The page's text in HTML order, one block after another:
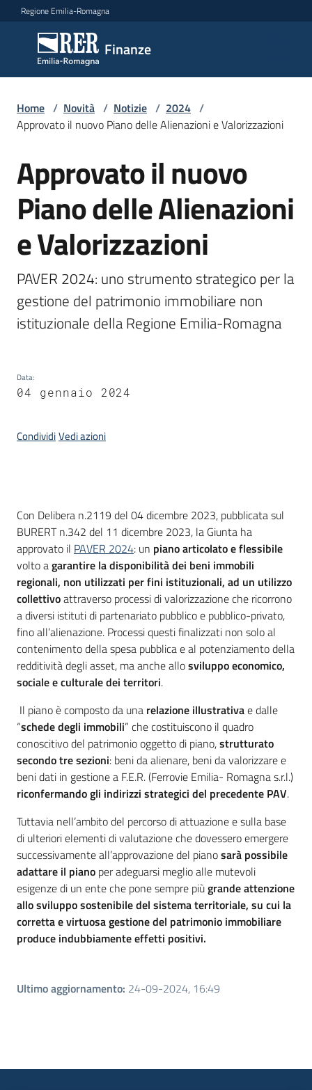
Vai al contenuto
Vai alla navigazione
Vai al footer
Regione Emilia-Romagna
Finanze
Finanze
Argomenti
Novità
Leggi
Atti
Bandi
Programmi
Progetti
Home / Novità / Notizie / 2024 /
Approvato il nuovo Piano delle Alienazioni e Valorizzazioni
Salta al contenuto
Approvato il nuovo
Piano delle Alienazioni
e Valorizzazioni
PAVER 2024: uno strumento strategico per la
gestione del patrimonio immobiliare non
istituzionale della Regione Emilia-Romagna
Data:
04 gennaio 2024
CondividiVedi azioni
Introduzione
Con Delibera n.2119 del 04 dicembre 2023, pubblicata sul
BURERT n.342 del 11 dicembre 2023, la Giunta ha
approvato il PAVER 2024: un piano articolato e flessibile
volto agarantire la disponibilità dei beni immobili
regionali, non utilizzati per fini istituzionali, ad un utilizzo
collettivoattraverso processi di valorizzazione che ricorrono
a diversi istituti di partenariato pubblico e pubblico-privato,
fino all’alienazione. Processi questi finalizzati non solo al
contenimento della spesa pubblica e al potenziamento della
redditività degli asset, ma anche allosviluppo economico,
sociale e culturale dei territori.
Il piano è composto da una relazione illustrativae dalle
“schede degli immobili” che costituiscono il quadro
conoscitivo del patrimonio oggetto di piano,strutturato
secondo tre sezioni: beni da alienare, beni da valorizzare e
beni dati in gestione a F.E.R. (Ferrovie Emilia- Romagna s.r.l.)
riconfermando gli indirizzi strategici del precedente PAV.
Tuttavia nell’ambito del percorso di attuazione e sulla base
di ulteriori elementi di valutazione che dovessero emergere
successivamente all’approvazione del pianosarà possibile
adattare il piano per adeguarsi meglio alle mutevoli
esigenze di un ente che pone sempre piùgrande attenzione
allo sviluppo sostenibile del sistema territoriale, su cui la
corretta e virtuosa gestione del patrimonio immobiliare
produce indubbiamente effetti positivi.
Ultimo aggiornamento: 24-09-2024, 16:49